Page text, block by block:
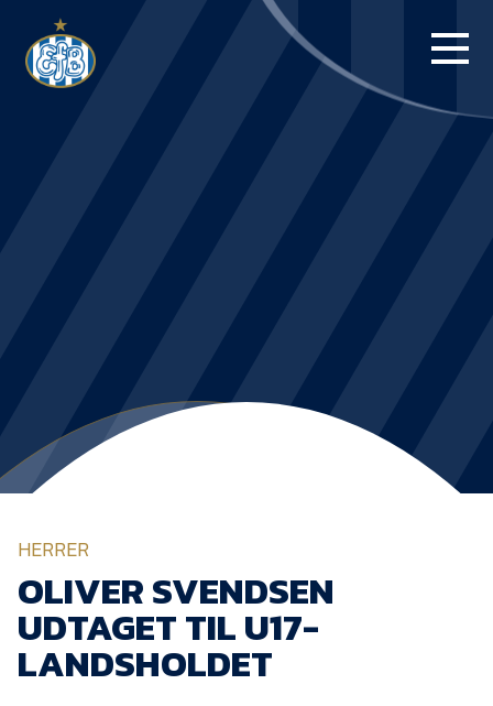
BLUE WATER
NYHEDER
Om Esbjerg fB
HERRER
OLIVER SVENDSEN
UDTAGET TIL U17-
LANDSHOLDET